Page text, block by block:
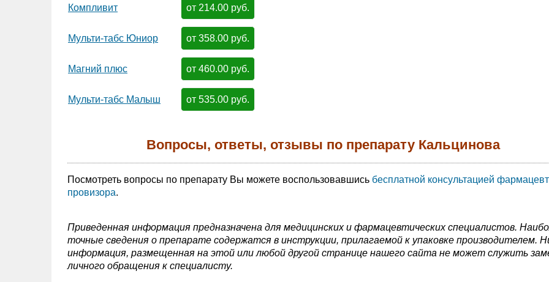
Компливит от 214.00 руб.
Мульти-табс Юниор от 358.00 руб.
Магний плюс от 460.00 руб.
Мульти-табс Малыш от 535.00 руб.
Вопросы, ответы, отзывы по препарату Кальцинова
Посмотреть вопросы по препарату Вы можете воспользовавшись бесплатной консультацией
провизора.
Приведенная информация предназначена для медицинских и фармацевтических специалистов.
точные сведения о препарате содержатся в инструкции, прилагаемой к упаковке производителем.
информация, размещенная на этой или любой другой странице нашего сайта не может служить
личного обращения к специалисту.